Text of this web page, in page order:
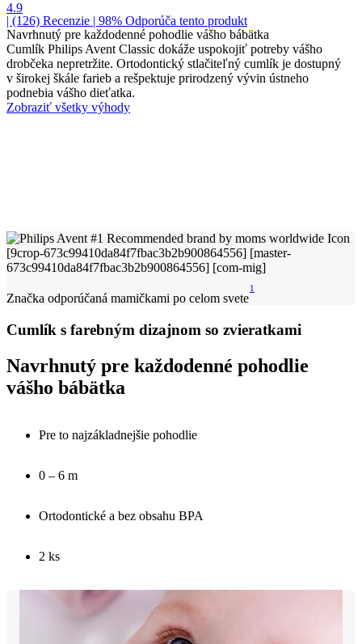
4.9
| (126) Recenzie | 98% Odporúča tento produkt
Navrhnutý pre každodenné pohodlie vášho bábätka
Cumlík Philips Avent Classic dokáže uspokojiť potreby vášho
drobčeka nepretržite. Ortodontický stlačiteľný cumlík je dostupný
v širokej škále farieb a rešpektuje prirodzený vývin ústneho
podnebia vášho dieťatka.
Zobraziť všetky výhody
Značka odporúčaná mamičkami po celom svete
1
Cumlík s farebným dizajnom so zvieratkami
Navrhnutý pre každodenné pohodlie
vášho bábätka
Pre to najzákladnejšie pohodlie
0 – 6 m
Ortodontické a bez obsahu BPA
2 ks